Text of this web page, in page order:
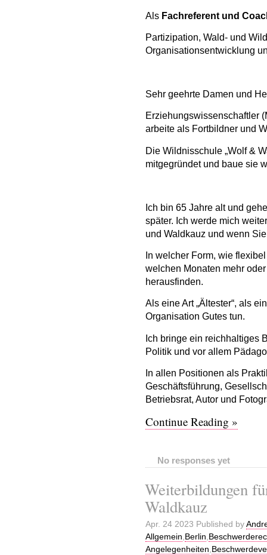
AlsFachreferent und
Partizipation, Wald- und
Organisationsentwicklung
Sehr geehrte Damen und
Erziehungswissenschaftler
arbeite als Fortbildner und
DieWildnisschule „Wolf&
mitgegründet und baue sie
Ich bin 65 Jahre alt und
später. Ich werde mich
und Waldkauz und wenn
In welcher Form, wieflexibel
welchen Monaten mehr
herausfinden.
Als eine Art „Ältester“, als
Organisation Gutes tun.
Ich bringe ein reichhaltiges
Politik und vor allem
In allen Positionen als
Geschäftsführung,
Betriebsrat, Autor und
Continue Reading »
No responses yet
Weiterbildungen
Waldkauz
Apr. 24 2023 Published by
Allgemein Berlin
Angelegenheiten